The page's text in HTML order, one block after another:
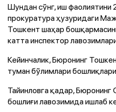
Шундан сўнг, иш фаолиятини
прокуратура ҳузуридаги
Тошкент шаҳар
катта инспектор
Кейинчалик, Бюронинг
туман бўлимлари
Тайинловга қадар,
бошлиғи лавозимида ишлаб